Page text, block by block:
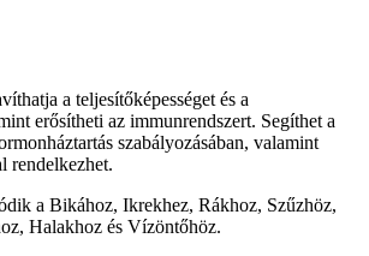
a teljesítőképességet és a
erősítheti az immunrendszert. Segíthet a
szabályozásában, valamint
rendelkezhet.
a Bikához, Ikrekhez, Rákhoz, Szűzhöz,
Halakhoz és Vízöntőhöz.